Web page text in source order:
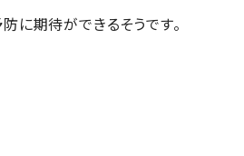
に期待ができるそうです。